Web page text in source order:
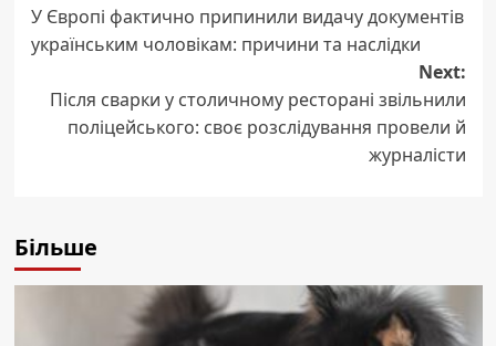
navigation
У Європі фактично припинили видачу документів
українським чоловікам: причини та наслідки
Next:
Після сварки у столичному ресторані звільнили
поліцейського: своє розслідування провели й
журналісти
Більше